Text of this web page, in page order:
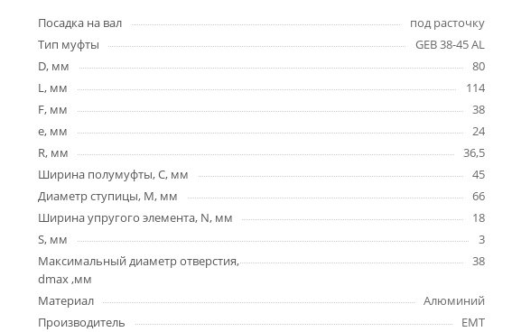
Посадка на вал
под расточку
Тип муфты
GEB 38-45 AL
D, мм
80
L, мм
114
F, мм
38
e, мм
24
R, мм
36,5
Ширина полумуфты, C, мм
45
Диаметр ступицы, М, мм
66
Ширина упругого элемента, N, мм
18
S, мм
3
Максимальный диаметр отверстия,
dmax ,мм
38
Материал
Алюминий
Производитель
EMT